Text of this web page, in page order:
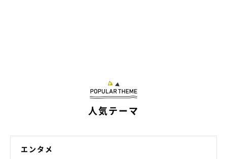
人気テーマ
エンタメ